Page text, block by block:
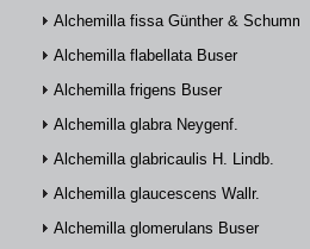
Alchemilla fissa Günther & Schummel
Alchemilla flabellata Buser
Alchemilla frigens Buser
Alchemilla glabra Neygenf.
Alchemilla glabricaulis H. Lindb.
Alchemilla glaucescens Wallr.
Alchemilla glomerulans Buser